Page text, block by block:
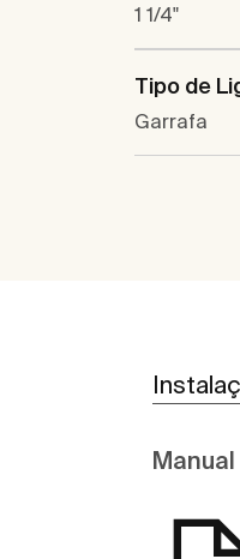
1 1/4"
Tipo de
Garrafa